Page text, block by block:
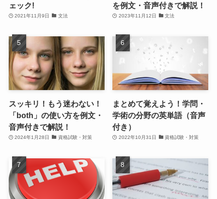
ェック!
2021年11月9日 文法
を例文・音声付きで解説！
2023年11月12日 文法
スッキリ！もう迷わない！
「both」の使い方を例文・
音声付きで解説！
2024年1月28日 資格試験・対策
まとめて覚えよう！学問・
学術の分野の英単語（音声
付き）
2022年10月31日 資格試験・対策